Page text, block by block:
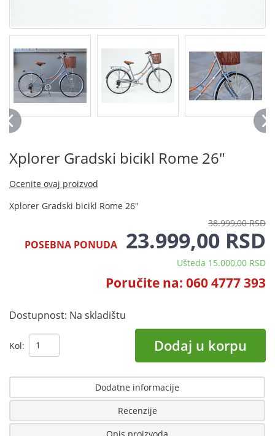
Xplorer Gradski bicikl Rome 26"
Ocenite ovaj proizvod
Xplorer Gradski bicikl Rome 26"
38.999,00 RSD
POSEBNA PONUDA 23.999,00 RSD
Ušteda 15.000,00 RSD
Poručite na: 060 4777 393
Dostupnost: Na skladištu
Kol: Dodaj u korpu
Dodatne informacije
Recenzije
Opis proizvoda